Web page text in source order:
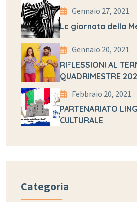
Gennaio 27, 2021
La giornata della
Gennaio 20, 2021
RIFLESSIONI AL
QUADRIMESTRE
Febbraio 20, 2021
PARTENARIATO
CULTURALE
Categoria